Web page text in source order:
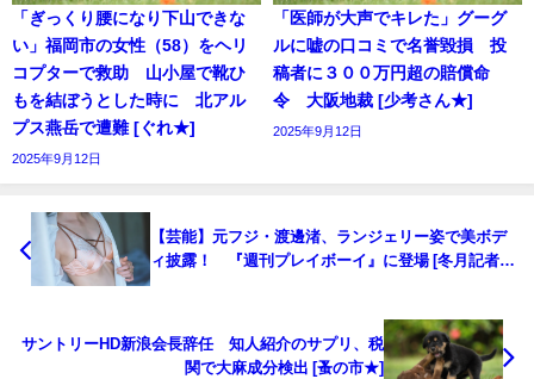
「ぎっくり腰になり下山できな
い」福岡市の女性（58）をヘリ
コプターで救助 山小屋で靴ひ
もを結ぼうとした時に 北アル
プス燕岳で遭難 [ぐれ★]
2025年9月12日
「医師が大声でキレた」グーグ
ルに嘘の口コミで名誉毀損 投
稿者に３００万円超の賠償命
令 大阪地裁 [少考さん★]
2025年9月12日
【芸能】元フジ・渡邊渚、ランジェリー姿で美ボデ
ィ披露！ 『週刊プレイボーイ』に登場 [冬月記者
サントリーHD新浪会長辞任 知人紹介のサプリ、税
関で大麻成分検出 [蚤の市★]